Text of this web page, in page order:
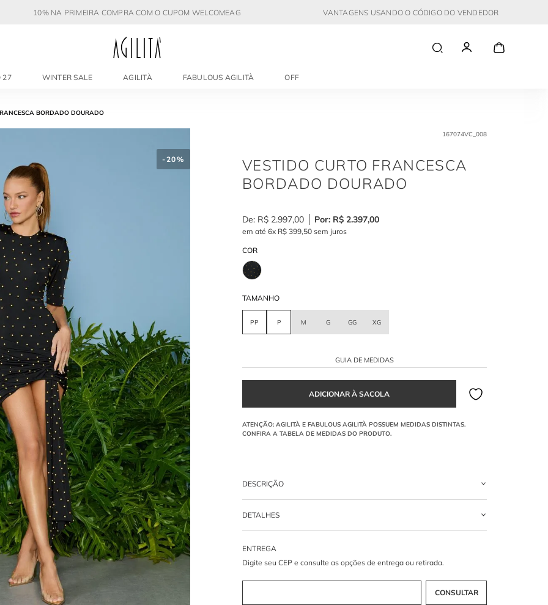
10% NA PRIMEIRA COMPRA COM O CUPOM WELCOMEAG VANTAGENS USANDO O CÓDIGO DO VENDEDOR
27 WINTER SALE AGILITÀ FABULOUS AGILITÀ OFF
BORDADO DOURADO
-20%
167074VC_008
VESTIDO CURTO FRANCESCA
BORDADO DOURADO
R$ 2.997,00 R$ 2.397,00
em até 6x R$ 399,50 sem juros
COR
TAMANHO
PP P M G GG XG
GUIA DE MEDIDAS
DESCRIÇÃO
DETALHES